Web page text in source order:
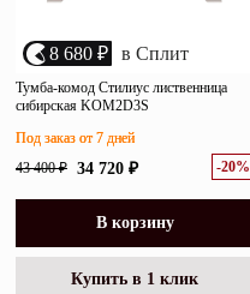
8 680 ₽ в Сплит
Тумба-комод Стилиус лиственница
сибирская KOM2D3S
43 400 ₽ 34 720 ₽ -20%
Под заказ от 7 дней
В корзину
Купить в 1 клик